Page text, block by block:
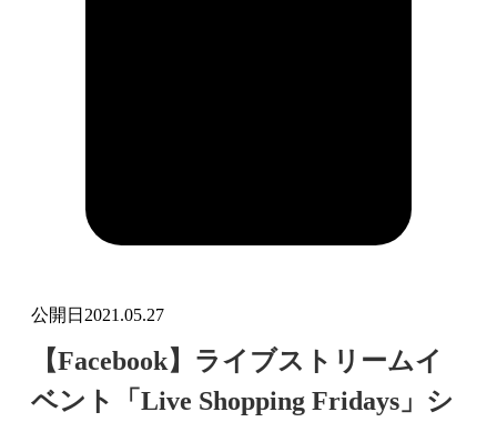
公開日 2021.05.27
【Facebook】ライブストリームイ
ベント「Live Shopping Fridays」シ